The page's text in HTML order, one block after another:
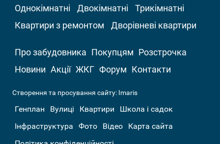
Однокімнатні Двокімнатні
Трикімнатні
Квартири з ремонтом
Дворівневі квартири
Про забудовника Покупцям Розстрочка
Новини Акції ЖКГ Форум Контакти
Створення та просування сайту: Imaris
Генплан Вулиці Квартири
Школа і садок
Інфраструктура
Фото Відео
Карта сайта